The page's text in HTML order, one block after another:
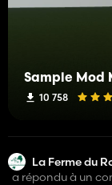
Sample Mod
10 758
La Ferme du
a répondu à un